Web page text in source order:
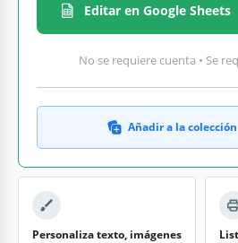
Editar en Google Sheets
No se requiere cuenta • Se
Añadir a la colección
Personaliza texto, imágenes